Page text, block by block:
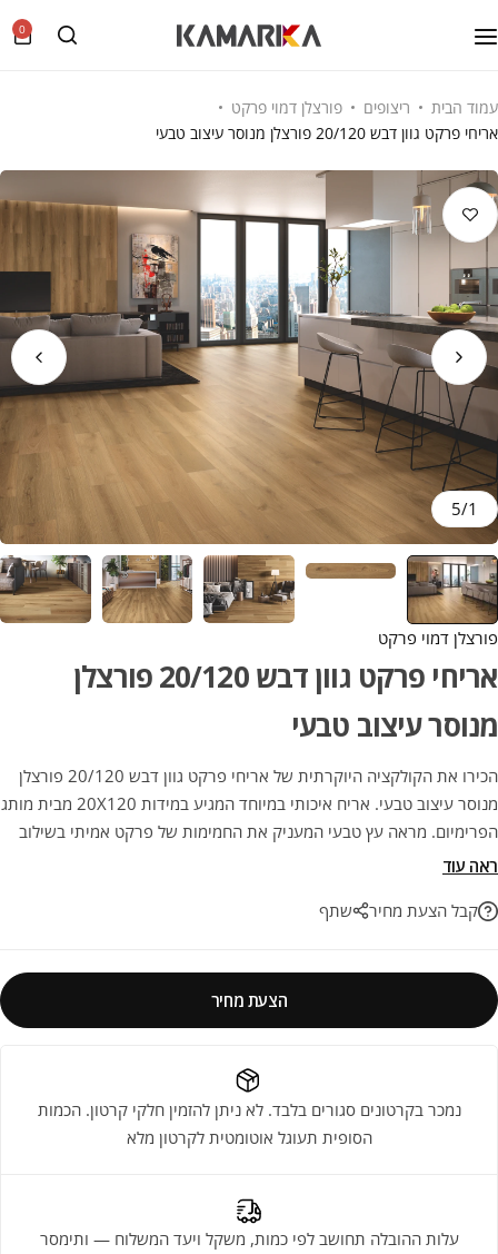
0
עמוד הבית ריצופים
פורצלן דמוי פרקט
אריחי פרקט גוון דבש 20/120 פורצלן מנוסר עיצוב טבעי
1
/
5
פורצלן דמוי פרקט
אריחי פרקט גוון דבש 20/120 פורצלן
מנוסר עיצוב טבעי
הכירו את הקולקציה היוקרתית של אריחי פרקט גוון דבש 20/120 פורצלן
מנוסר עיצוב טבעי. אריח איכותי במיוחד המגיע במידות 20X120 מבית מותג
הפרימיום. מראה עץ טבעי המעניק את החמימות של פרקט אמיתי בשילוב
עם העמידות הבלתי מתפשרת של גרניט פורצלן, ללא שריטות וללא צורך
ראה עוד
קבל הצעת מחיר
שתף
הצעת מחיר
נמכר בקרטונים סגורים בלבד. לא ניתן להזמין חלקי קרטון. הכמות
הסופית תעוגל אוטומטית לקרטון מלא
עלות ההובלה תחושב לפי כמות, משקל ויעד המשלוח — ותימסר